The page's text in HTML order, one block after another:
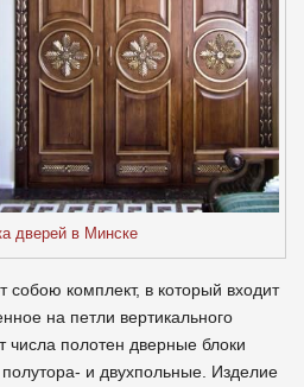
дверей в Минске
собою комплект, в который входит
на петли вертикального
числа полотен дверные блоки
и двухпольные. Изделие